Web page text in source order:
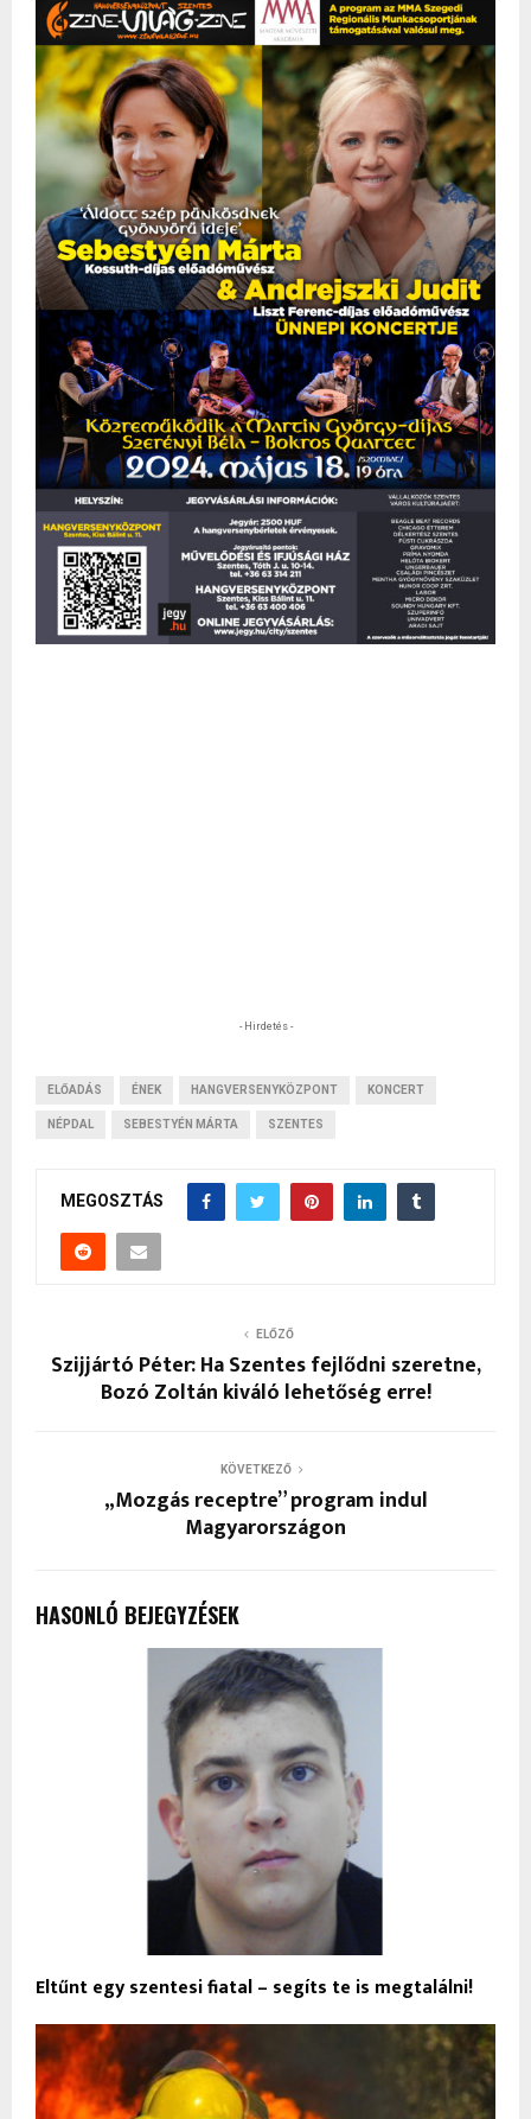
- Hirdetés -
ELŐADÁS ÉNEK HANGVERSENYKÖZPONT KONCERT
NÉPDAL SEBESTYÉN MÁRTA SZENTES
MEGOSZTÁS
ELŐZŐ
Szijjártó Péter: Ha Szentes fejlődni szeretne,
Bozó Zoltán kiváló lehetőség erre!
KÖVETKEZŐ
„Mozgás receptre” program indul
Magyarországon
HASONLÓ BEJEGYZÉSEK
Eltűnt egy szentesi fiatal – segíts te is megtalálni!